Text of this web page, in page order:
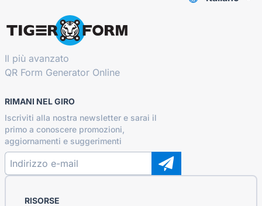
Il più avanzato
QR Form Generator Online
RIMANI NEL GIRO
Iscriviti alla nostra newsletter e sarai il
primo a conoscere promozioni,
aggiornamenti e suggerimenti
RISORSE